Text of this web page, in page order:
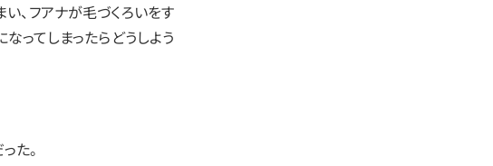
、フアナが毛づくろいをす
ってしまったらどうしよう
た。